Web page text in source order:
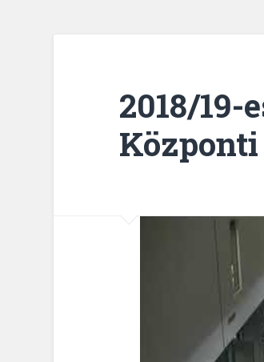
2018/